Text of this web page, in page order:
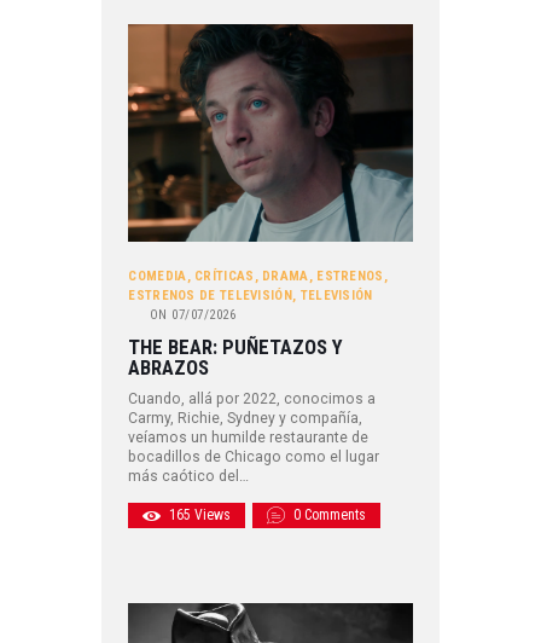
COMEDIA, CRÍTICAS , DRAMA, ESTRENOS ,
ESTRENOS DE TELEVISIÓN, TELEVISIÓN
ON 07/07/2026
THE BEAR: PUÑETAZOS Y
ABRAZOS
Cuando, allá por 2022, conocimos a
Carmy, Richie, Sydney y compañía,
veíamos un humilde restaurante de
bocadillos de Chicago como el lugar
más caótico del…
165 Views 0 Comments